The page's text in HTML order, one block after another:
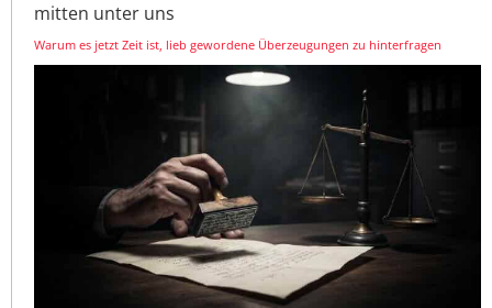
mitten unter uns
Warum es jetzt Zeit ist, lieb gewordene Überzeugungen zu hinterfragen